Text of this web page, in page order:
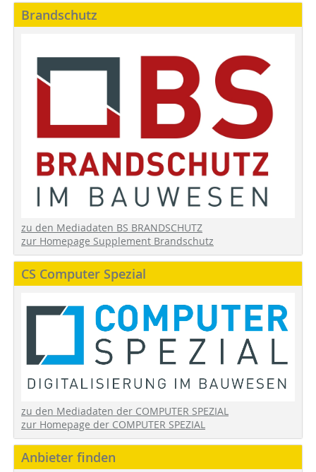
Brandschutz
zu den Mediadaten BS BRANDSCHUTZ
zur Homepage Supplement Brandschutz
CS Computer Spezial
zu den Mediadaten der COMPUTER SPEZIAL
zur Homepage der COMPUTER SPEZIAL
Anbieter finden